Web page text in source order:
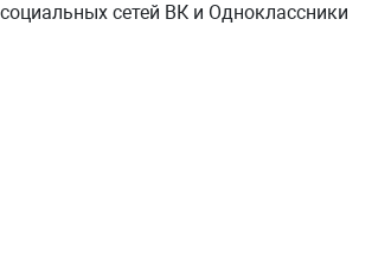
сетей ВК и Одноклассники